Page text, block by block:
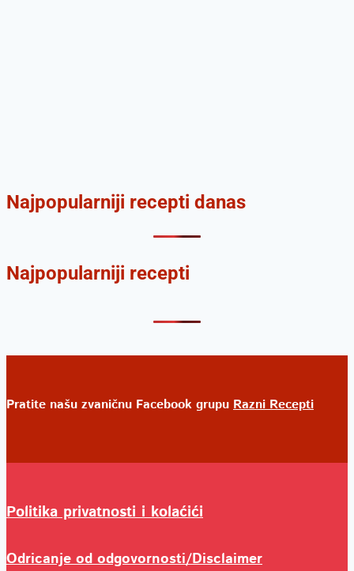
Najpopularniji recepti danas
Najpopularniji recepti
Pratite našu zvaničnu Facebook grupu Razni Recepti
Politika privatnosti i kolaćići
Odricanje od odgovornosti/Disclaimer